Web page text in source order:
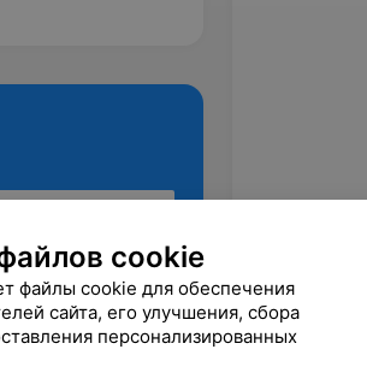
cookie
файлы cookie для обеспечения
сайта, его улучшения, сбора
персонализированных